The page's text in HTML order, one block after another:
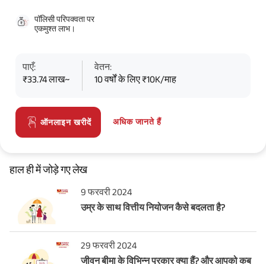
पॉलिसी परिपक्वता पर
एकमुश्त लाभ।
पाएँ:
₹33.74 लाख~
वेतन:
10 वर्षों के लिए ₹10K/माह
ऑनलाइन खरीदें अधिक जानते हैं
हाल ही में जोड़े गए लेख
9 फरवरी 2024
उम्र के साथ वित्तीय नियोजन कैसे बदलता है?
29 फरवरी 2024
जीवन बीमा के विभिन्न प्रकार क्या हैं? और आपको कब